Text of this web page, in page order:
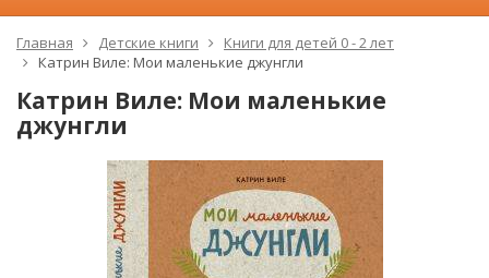
Главная Детские книги
Книги для детей 0 - 2 лет
Катрин Виле: Мои маленькие джунгли
Катрин Виле: Мои маленькие
джунгли